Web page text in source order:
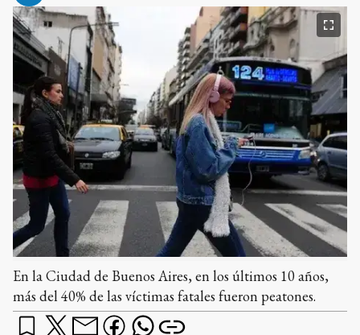
En la Ciudad de Buenos Aires, en los últimos 10 años,
más del 40% de las víctimas fatales fueron peatones.